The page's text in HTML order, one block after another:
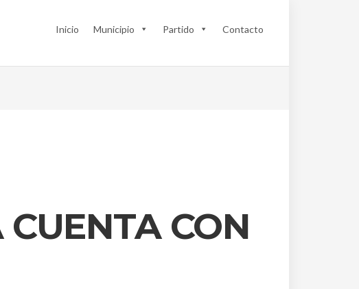
Inicio Municipio Partido Contacto
CON